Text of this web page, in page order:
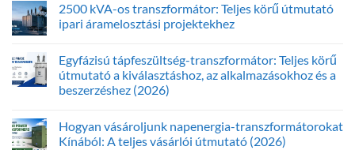
2500 kVA-os transzformátor: Teljes körű útmutató
ipari áramelosztási projektekhez
Egyfázisú tápfeszültség-transzformátor: Teljes körű
útmutató a kiválasztáshoz, az alkalmazásokhoz és a
beszerzéshez (2026)
Hogyan vásároljunk napenergia-transzformátorokat
Kínából: A teljes vásárlói útmutató (2026)